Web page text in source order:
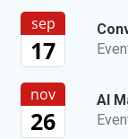
sep
17
nov
26
AI